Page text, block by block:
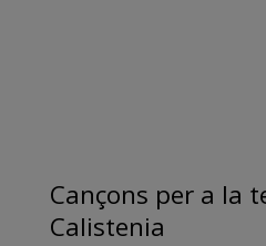
Cançons per a la
Calistenia